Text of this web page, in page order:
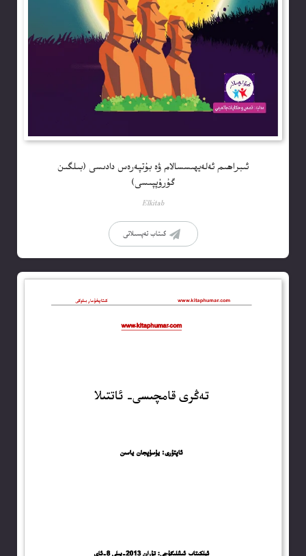
ئىبراھىم ئەلەيھىسسالام ۋە بۇتپەرەس دادىسى (بىلگىن
گۇرۇپپىسى)
Elkitab
كىتاب تەپسىلاتى